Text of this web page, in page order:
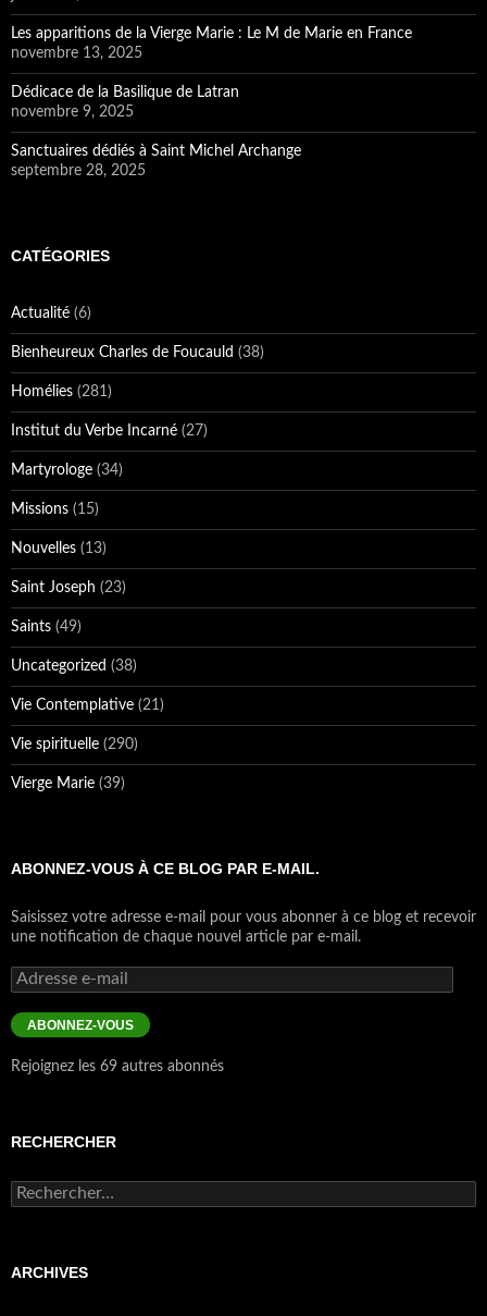
Actualité(6)
Bienheureux Charles de Foucauld(38)
Homélies(281)
Institut du Verbe Incarné(27)
Saint Joseph
Saints(49)
Uncategorized (38)
Vie Contemplative(21)
Vie spirituelle(290)
Vierge Marie(39)
ABONNEZ-VOUS À CE BLOG PAR E-MAIL.
une notification de chaque nouvel article par e-mail.
Adresse
mail
ABONNEZ-VOUS
Rejoignez les 69 autres abonnés
RECHERCHER
Rechercher :
ARCHIVES
mai 2026 (1)
janvier 2026(1)